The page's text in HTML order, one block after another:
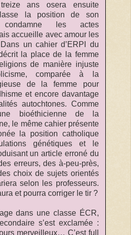
ans osera ensuite
la position de son
les actes
accueille avec amour les
un cahier d’ERPI du
la place de la femme
de manière injuste
comparée à la
de la femme pour
et encore davantage
autochtones. Comme
bioéthicienne de la
le même cahier présente
la position catholique
génétiques et le
un article erroné du
erreurs, des à-peu-près,
choix de sujets orientés
selon les professeurs.
et pourra corriger le tir ?
dans une classe ÉCR,
s’est exclamée :
merveilleux… C’est full